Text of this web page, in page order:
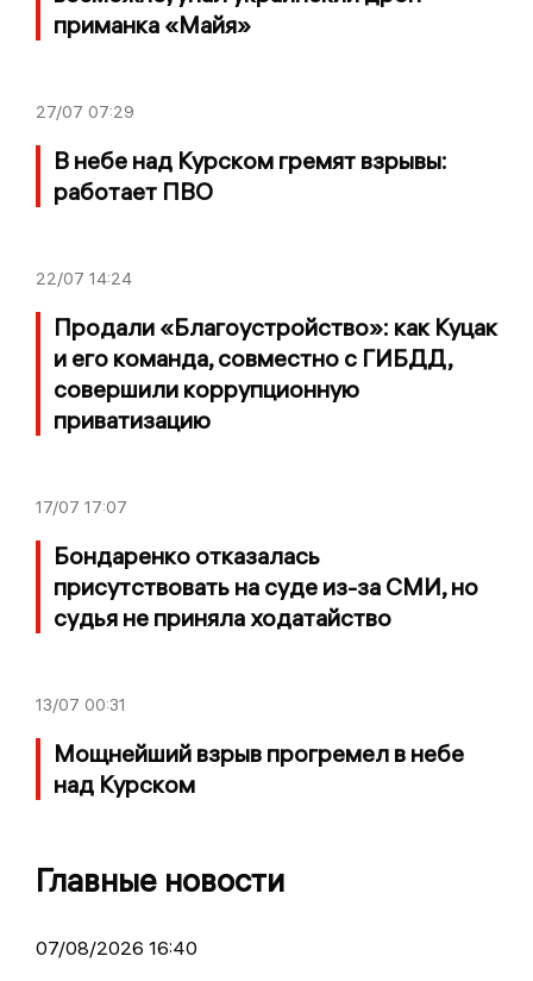
приманка «Майя»
27/07 07:29
В небе над Курском гремят взрывы:
работает ПВО
22/07 14:24
Продали «Благоустройство»: как Куцак
и его команда, совместно с ГИБДД,
совершили коррупционную
приватизацию
17/07 17:07
Бондаренко отказалась
присутствовать на суде из-за СМИ, но
судья не приняла ходатайство
13/07 00:31
Мощнейший взрыв прогремел в небе
над Курском
Главные новости
07/08/2026 16:40